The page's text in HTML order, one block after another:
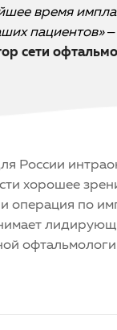
время
пациентов»–
сети
России
хорошее
операция по